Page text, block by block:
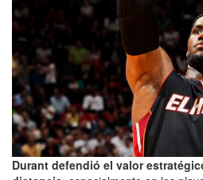
Durant defendió el valor